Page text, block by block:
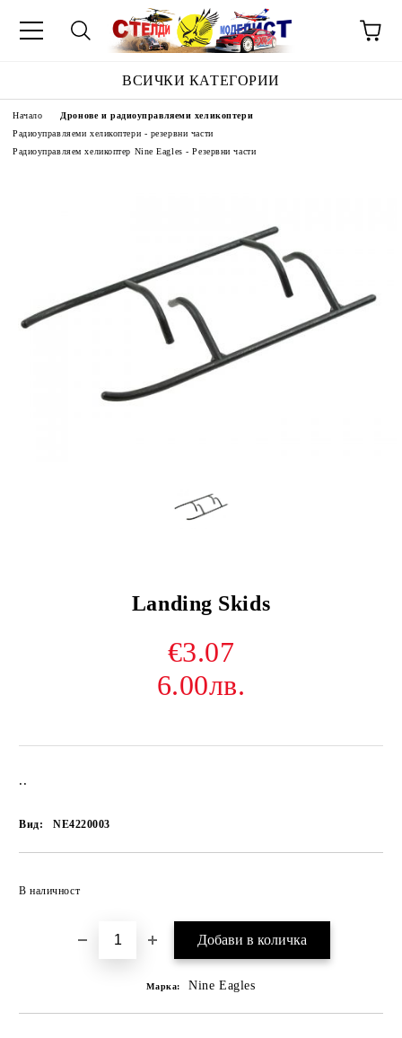
ВСИЧКИ КАТЕГОРИИ
Начало
Дронове и радиоуправляеми хеликоптери
Радиоуправляеми хеликоптери - резервни части
Радиоуправляем хеликоптер Nine Eagles - Резервни части
Landing Skids
€3.07
6.00лв.
..
Вид: NE4220003
В наличност
Марка: Nine Eagles